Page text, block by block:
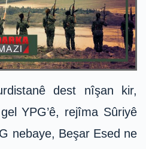
dest nîşan kir,
YPG’ê, rejîma Sûriyê
nebaye, Beşar Esed ne